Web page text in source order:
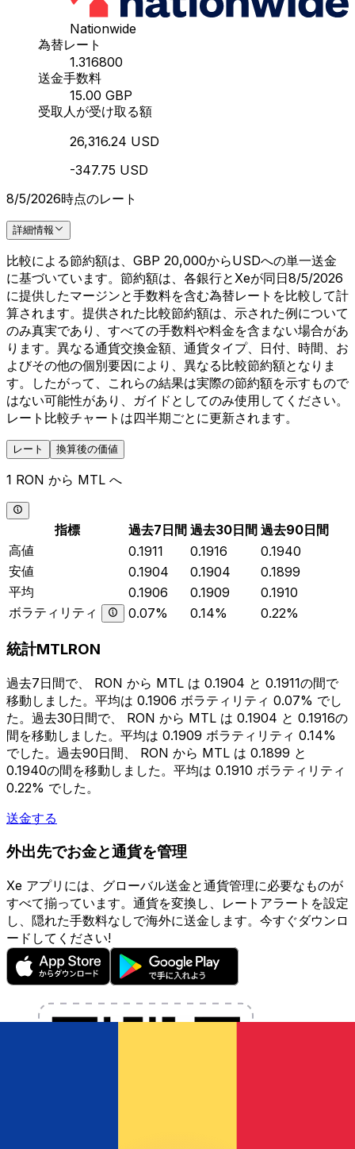
Nationwide
為替レート
1.316800
送金手数料
15.00 GBP
受取人が受け取る額
26,316.24 USD
-347.75 USD
8/5/2026時点のレート
詳細情報
比較による節約額は、GBP 20,000からUSDへの単一送金
に基づいています。節約額は、各銀行とXeが同日8/5/2026
に提供したマージンと手数料を含む為替レートを比較して計
算されます。提供された比較節約額は、示された例について
のみ真実であり、すべての手数料や料金を含まない場合があ
ります。異なる通貨交換金額、通貨タイプ、日付、時間、お
よびその他の個別要因により、異なる比較節約額となりま
す。したがって、これらの結果は実際の節約額を示すもので
はない可能性があり、ガイドとしてのみ使用してください。
レート比較チャートは四半期ごとに更新されます。
レート 換算後の価値
1 RON から MTL へ
指標 過去7日間 過去30日間 過去90日間
高値
0.1911 0.1916
0.1940
安値
0.1904 0.1904
0.1899
平均
0.1906 0.1909
0.1910
ボラティリティ
0.07% 0.14% 0.22%
統計MTLRON
過去7日間で、 RON から MTL は 0.1904 と 0.1911の間で
移動しました。平均は 0.1906 ボラティリティ 0.07% でし
た。過去30日間で、 RON から MTL は 0.1904 と 0.1916の
間を移動しました。平均は 0.1909 ボラティリティ 0.14%
でした。過去90日間、 RON から MTL は 0.1899 と
0.1940の間を移動しました。平均は 0.1910 ボラティリティ
0.22% でした。
送金する
外出先でお金と通貨を管理
Xe アプリには、グローバル送金と通貨管理に必要なものが
すべて揃っています。通貨を変換し、レートアラートを設定
し、隠れた手数料なしで海外に送金します。今すぐダウンロ
ードしてください!